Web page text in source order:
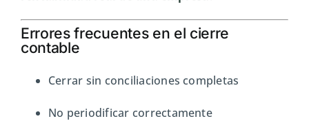
Errores frecuentes en el cierre
contable
Cerrar sin conciliaciones completas
No periodificar correctamente